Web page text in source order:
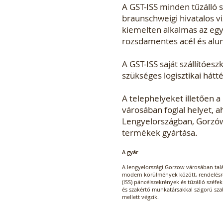
A GST-ISS minden
braunschweigi hivatalos
kiemelten alkalmas az
rozsdamentes acél és
A GST-ISS saját
szükséges logisztikai
A telephelyeket illetően a
városában foglal helyet,
Lengyelországban,
termékek gyártása.
A gyár
A lengyelországi Gorzow városában
modern körülmények között,
(ISS) páncélszekrények és tűzálló
és szakértő munkatársakkal szigorú
mellett végzik.